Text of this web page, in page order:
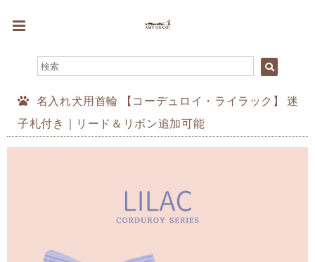
名入れ犬用首輪 【コーデュロイ・ライラック】 迷
子札付き｜リード＆リボン追加可能